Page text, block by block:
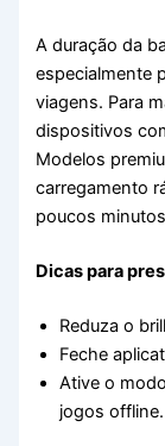
A duração da
especialmente
viagens. Para
dispositivos
Modelos
carregamento
poucos
Dicas para
Reduza o
Feche
Ative o
jogos offline.